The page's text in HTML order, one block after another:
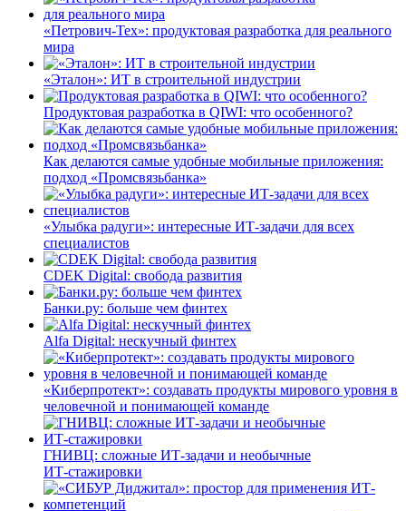
«Петрович-Тех»: продуктовая разработка для реального
мира
«Эталон»: ИТ в строительной индустрии
Продуктовая разработка в QIWI: что особенного?
Как делаются самые удобные мобильные приложения:
подход «Промсвязьбанка»
«Улыбка радуги»: интересные ИТ-задачи для всех
специалистов
CDEK Digital: свобода развития
Банки.ру: больше чем финтех
Alfa Digital: нескучный финтех
«Киберпротект»: создавать продукты мирового уровня в
человечной и понимающей команде
ГНИВЦ: сложные ИТ‑задачи и необычные
ИТ‑стажировки